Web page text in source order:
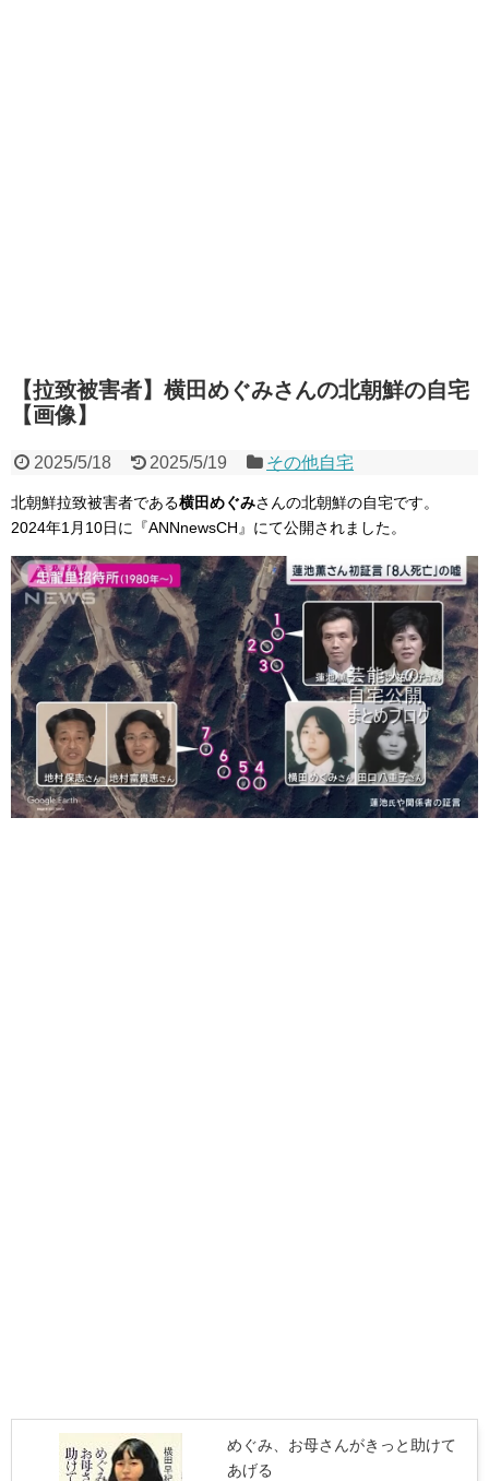
【拉致被害者】横田めぐみさんの北朝鮮の自宅
【画像】
2025/5/18 2025/5/19 その他自宅
北朝鮮拉致被害者である横田めぐみさんの北朝鮮の自宅です。
2024年1月10日に『ANNnewsCH』にて公開されました。
めぐみ、お母さんがきっと助けて
あげる